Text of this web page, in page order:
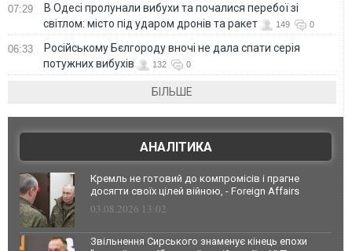
07:29
В Одесі пролунали вибухи та почалися перебої зі
світлом: місто під ударом дронів та ракет
149 0
06:33
Російському Бєлгороду вночі не дала спати серія
потужних вибухів
132 0
БІЛЬШЕ
АНАЛІТИКА
Кремль не готовий до компромісів і прагне
досягти своїх цілей війною, - Foreign Affairs
03.08.2026 13:02
Звільнення Сирського знаменує кінець епохи